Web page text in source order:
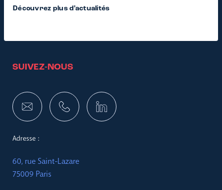
Découvrez plus d’actualités
SUIVEZ-NOUS
Adresse :
60, rue Saint-Lazare
75009 Paris